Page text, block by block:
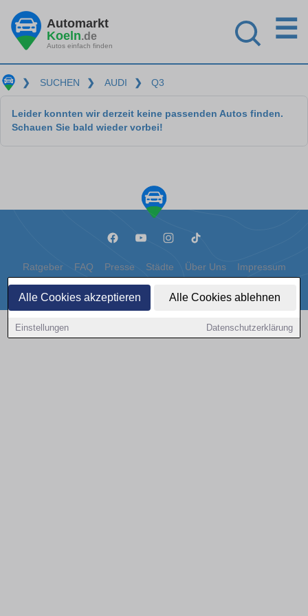
Alle Cookies akzeptieren Alle Cookies ablehnen
Einstellungen Datenschutzerklärung
Automarkt
Koeln.de
Autos einfach finden
☰
❯ SUCHEN ❯ AUDI ❯ Q3
Leider konnten wir derzeit keine passenden Autos finden.
Schauen Sie bald wieder vorbei!
Ratgeber FAQ Presse Städte Über Uns Impressum
Datenschutz Cookies
Copyright © 2000 - 2026 | 1A Infosysteme GmbH | Content by: 1a-sites-autos